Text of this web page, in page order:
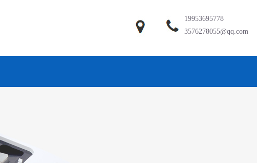
19953695778
3576278055@qq.com